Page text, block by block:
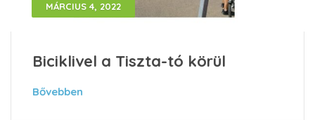
MÁRCIUS 4, 2022
Biciklivel a Tiszta-tó körül
Bővebben